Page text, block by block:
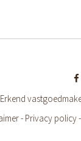
Erkend
- Privacy policy-